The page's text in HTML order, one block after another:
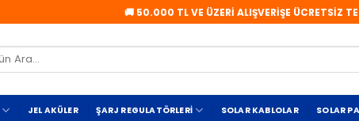
🚚 50.000 TL VE ÜZERİ ALIŞVERİŞE ÜCRETSİZ
JEL AKÜLER ŞARJ REGULATÖRLERI SOLAR KABLOLAR SOLAR